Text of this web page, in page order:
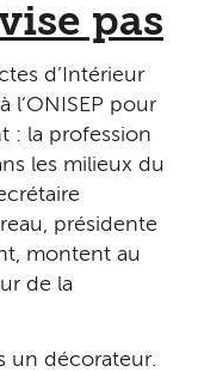
pas
d’Intérieur
l’ONISEP pour
: la profession
les milieux du
présidente
montent au
de la
un décorateur.